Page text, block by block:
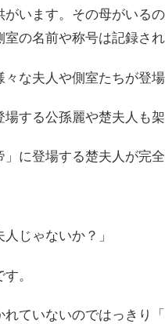
います。その母がいる
室の名前や称号は記録さ
な夫人や側室たちが登
場する公孫麗や楚夫人も
」に登場する楚夫人が完
じゃないか？」
。
ていないのではっきり